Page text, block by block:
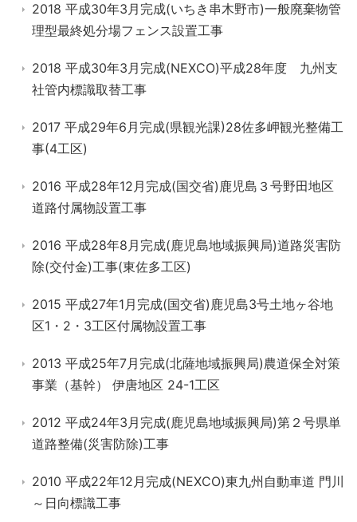
2018 平成30年3月完成(いちき串木野市)一般廃棄物管
理型最終処分場フェンス設置工事
2018 平成30年3月完成(NEXCO)平成28年度 九州支
社管内標識取替工事
2017 平成29年6月完成(県観光課)28佐多岬観光整備工
事(4工区)
2016 平成28年12月完成(国交省)鹿児島３号野田地区
道路付属物設置工事
2016 平成28年8月完成(鹿児島地域振興局)道路災害防
除(交付金)工事(東佐多工区)
2015 平成27年1月完成(国交省)鹿児島3号土地ヶ谷地
区1・2・3工区付属物設置工事
2013 平成25年7月完成(北薩地域振興局)農道保全対策
事業（基幹） 伊唐地区 24-1工区
2012 平成24年3月完成(鹿児島地域振興局)第２号県単
道路整備(災害防除)工事
2010 平成22年12月完成(NEXCO)東九州自動車道 門川
～日向標識工事